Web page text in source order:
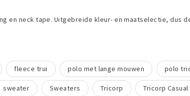
en neck tape. Uitgebreide kleur- en maatselectie, dus
fleece trui polo met lange mouwen polo
sweater Sweaters Tricorp Tricorp Casual